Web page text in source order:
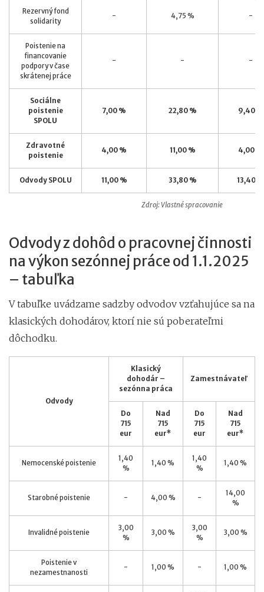
Zdroj: Vlastné spracovanie
Rezervný fond
solidarity
- 4,75 % -
Poistenie na
financovanie
podpory v čase
skrátenej práce
- - -
Sociálne
poistenie
SPOLU
7,00 % 22,80 % 9,40 %
Zdravotné
poistenie
4,00 % 11,00 % 4,00 %
Odvody SPOLU 11,00 % 33,80 % 13,40 %
Odvody z dohôd o pracovnej činnosti
na výkon sezónnej práce od 1.1.2025
– tabuľka
V tabuľke uvádzame sadzby odvodov vzťahujúce sa na
klasických dohodárov, ktorí nie sú poberateľmi
dôchodku.
Odvody
Klasický
dohodár –
sezónna práca
Zamestnávateľ
Do
715
eur
Nad
715
eur*
Do
715
eur
Nad
715
eur*
Nemocenské poistenie
1,40
%
1,40 %
1,40
%
1,40 %
Starobné poistenie - 4,00 % -
14,00
%
Invalidné poistenie
3,00
%
3,00 %
3,00
%
3,00 %
Poistenie v
nezamestnanosti
- 1,00 % - 1,00 %